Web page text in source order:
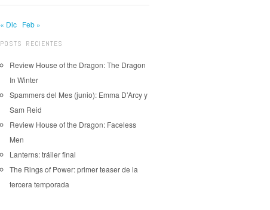
« Dic Feb »
POSTS RECIENTES
Review House of the Dragon: The Dragon
In Winter
Spammers del Mes (junio): Emma D’Arcy y
Sam Reid
Review House of the Dragon: Faceless
Men
Lanterns: tráiler final
The Rings of Power: primer teaser de la
tercera temporada